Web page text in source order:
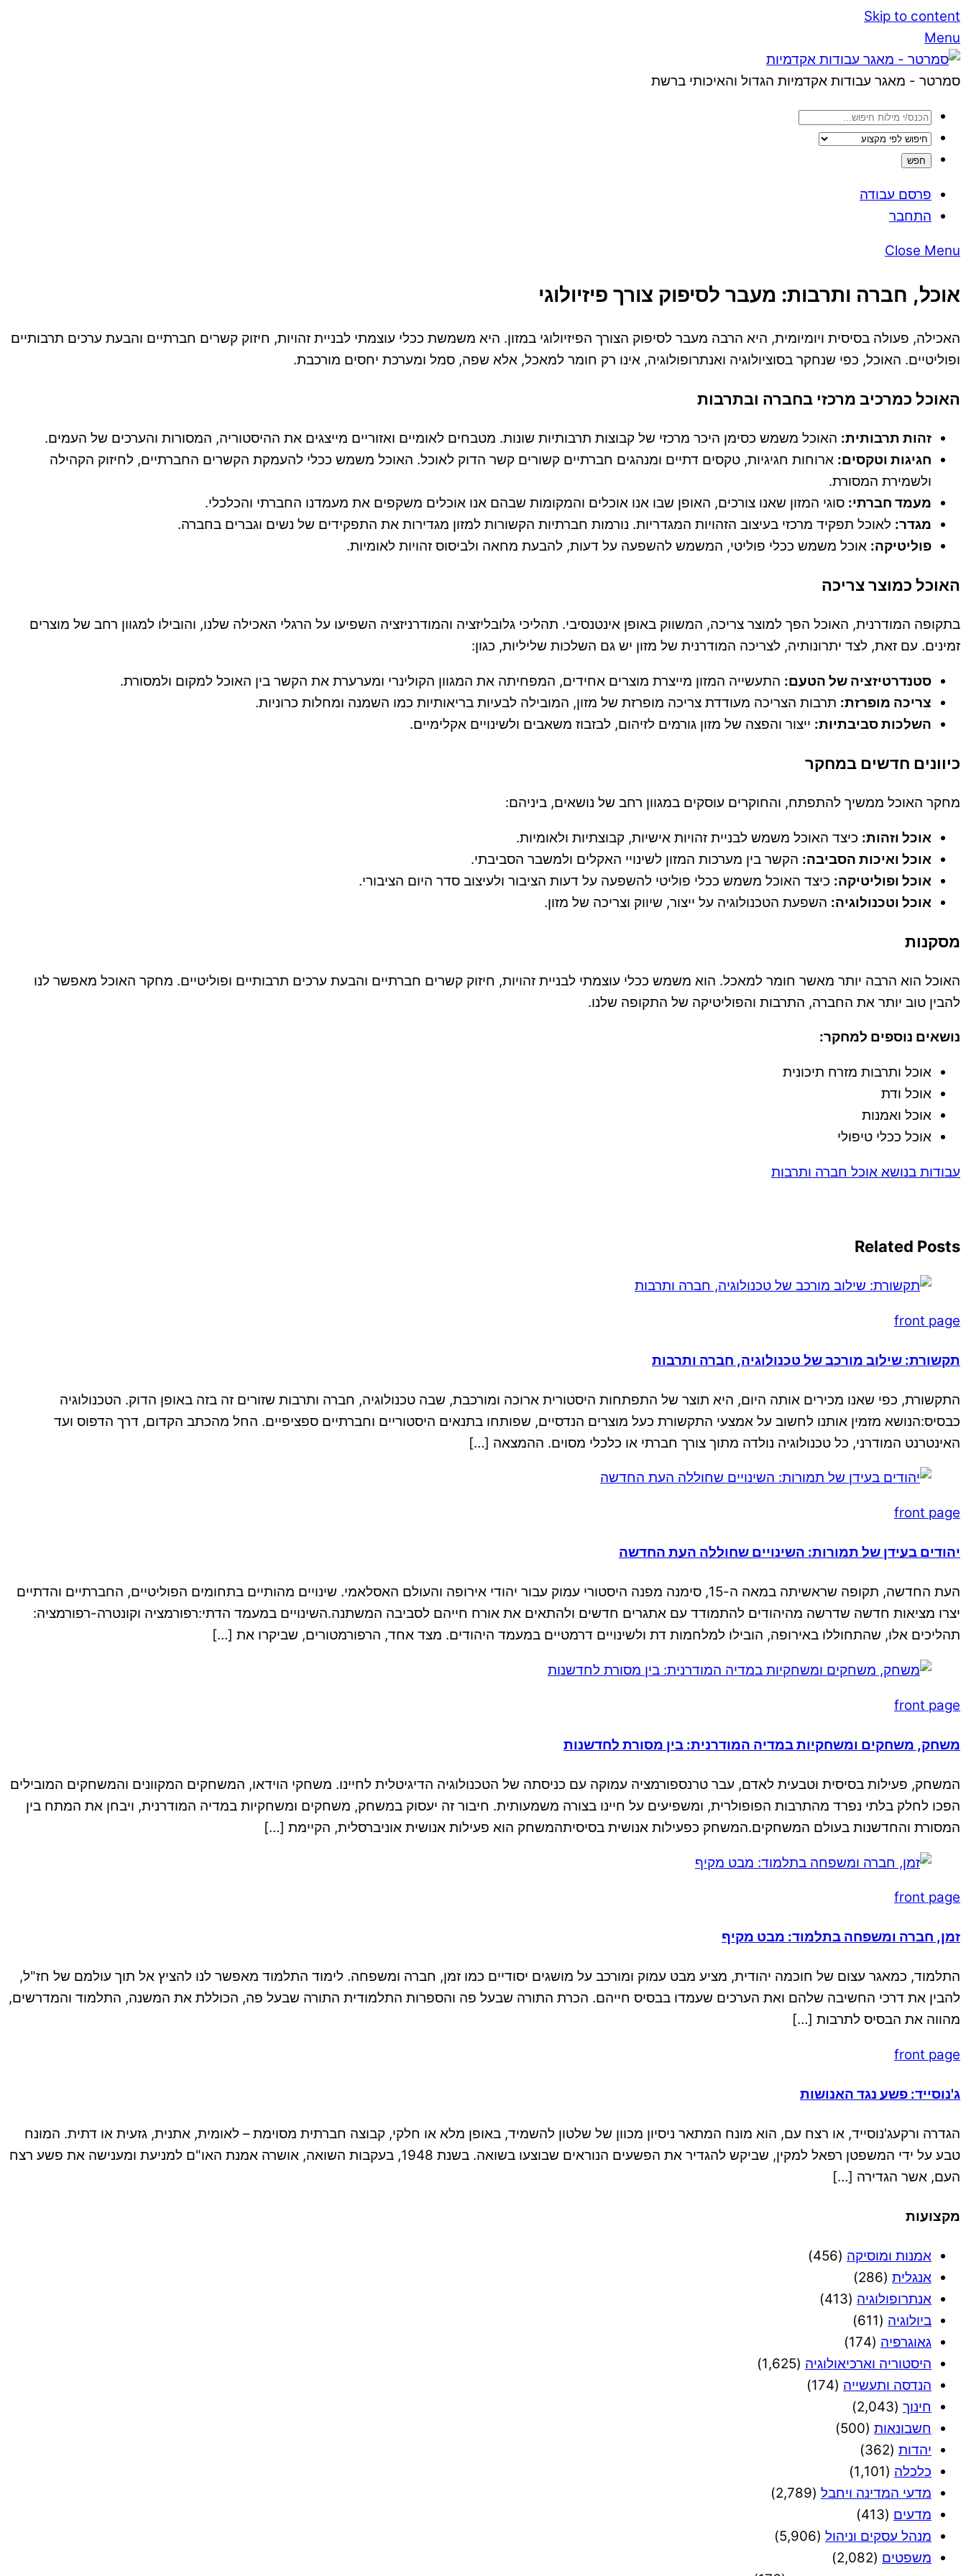
Skip to content
Menu
סמרטר - מאגר עבודות אקדמיות הגדול והאיכותי ברשת
פרסם עבודה
התחבר
Close Menu
אוכל, חברה ותרבות: מעבר לסיפוק צורך פיזיולוגי
האכילה, פעולה בסיסית ויומיומית, היא הרבה מעבר לסיפוק הצורך הפיזיולוגי במזון. היא משמשת ככלי עוצמתי לבניית זהויות, חיזוק קשרים חברתיים והבעת ערכים תרבותיים
ופוליטיים. האוכל, כפי שנחקר בסוציולוגיה ואנתרופולוגיה, אינו רק חומר למאכל, אלא שפה, סמל ומערכת יחסים מורכבת.
האוכל כמרכיב מרכזי בחברה ובתרבות
זהות תרבותית: האוכל משמש כסימן היכר מרכזי של קבוצות תרבותיות שונות. מטבחים לאומיים ואזוריים מייצגים את ההיסטוריה, המסורות והערכים של העמים.
חגיגות וטקסים: ארוחות חגיגיות, טקסים דתיים ומנהגים חברתיים קשורים קשר הדוק לאוכל. האוכל משמש ככלי להעמקת הקשרים החברתיים, לחיזוק הקהילה
ולשמירת המסורת.
מעמד חברתי: סוגי המזון שאנו צורכים, האופן שבו אנו אוכלים והמקומות שבהם אנו אוכלים משקפים את מעמדנו החברתי והכלכלי.
מגדר: לאוכל תפקיד מרכזי בעיצוב הזהויות המגדריות. נורמות חברתיות הקשורות למזון מגדירות את התפקידים של נשים וגברים בחברה.
פוליטיקה: אוכל משמש ככלי פוליטי, המשמש להשפעה על דעות, להבעת מחאה ולביסוס זהויות לאומיות.
האוכל כמוצר צריכה
בתקופה המודרנית, האוכל הפך למוצר צריכה, המשווק באופן אינטנסיבי. תהליכי גלובליזציה והמודרניזציה השפיעו על הרגלי האכילה שלנו, והובילו למגוון רחב של מוצרים
זמינים. עם זאת, לצד יתרונותיה, לצריכה המודרנית של מזון יש גם השלכות שליליות, כגון:
סטנדרטיזציה של הטעם: התעשייה המזון מייצרת מוצרים אחידים, המפחיתה את המגוון הקולינרי ומערערת את הקשר בין האוכל למקום ולמסורת.
צריכה מופרזת: תרבות הצריכה מעודדת צריכה מופרזת של מזון, המובילה לבעיות בריאותיות כמו השמנה ומחלות כרוניות.
השלכות סביבתיות: ייצור והפצה של מזון גורמים לזיהום, לבזבוז משאבים ולשינויים אקלימיים.
כיוונים חדשים במחקר
מחקר האוכל ממשיך להתפתח, והחוקרים עוסקים במגוון רחב של נושאים, ביניהם:
אוכל וזהות: כיצד האוכל משמש לבניית זהויות אישיות, קבוצתיות ולאומיות.
אוכל ואיכות הסביבה: הקשר בין מערכות המזון לשינויי האקלים ולמשבר הסביבתי.
אוכל ופוליטיקה: כיצד האוכל משמש ככלי פוליטי להשפעה על דעות הציבור ולעיצוב סדר היום הציבורי.
אוכל וטכנולוגיה: השפעת הטכנולוגיה על ייצור, שיווק וצריכה של מזון.
מסקנות
האוכל הוא הרבה יותר מאשר חומר למאכל. הוא משמש ככלי עוצמתי לבניית זהויות, חיזוק קשרים חברתיים והבעת ערכים תרבותיים ופוליטיים. מחקר האוכל מאפשר לנו
להבין טוב יותר את החברה, התרבות והפוליטיקה של התקופה שלנו.
נושאים נוספים למחקר:
אוכל ותרבות מזרח תיכונית
אוכל ודת
אוכל ואמנות
אוכל ככלי טיפולי
עבודות בנושא אוכל חברה ותרבות
Related Posts
front page
תקשורת: שילוב מורכב של טכנולוגיה, חברה ותרבות
התקשורת, כפי שאנו מכירים אותה היום, היא תוצר של התפתחות היסטורית ארוכה ומורכבת, שבה טכנולוגיה, חברה ותרבות שזורים זה בזה באופן הדוק. הטכנולוגיה
כבסיס:הנושא מזמין אותנו לחשוב על אמצעי התקשורת כעל מוצרים הנדסיים, שפותחו בתנאים היסטוריים וחברתיים ספציפיים. החל מהכתב הקדום, דרך הדפוס ועד
האינטרנט המודרני, כל טכנולוגיה נולדה מתוך צורך חברתי או כלכלי מסוים. ההמצאה […]
front page
יהודים בעידן של תמורות: השינויים שחוללה העת החדשה
העת החדשה, תקופה שראשיתה במאה ה-15, סימנה מפנה היסטורי עמוק עבור יהודי אירופה והעולם האסלאמי. שינויים מהותיים בתחומים הפוליטיים, החברתיים והדתיים
יצרו מציאות חדשה שדרשה מהיהודים להתמודד עם אתגרים חדשים ולהתאים את אורח חייהם לסביבה המשתנה.השינויים במעמד הדתי:רפורמציה וקונטרה-רפורמציה:
תהליכים אלו, שהתחוללו באירופה, הובילו למלחמות דת ולשינויים דרמטיים במעמד היהודים. מצד אחד, הרפורמטורים, שביקרו את […]
front page
משחק, משחקים ומשחקיות במדיה המודרנית: בין מסורת לחדשנות
המשחק, פעילות בסיסית וטבעית לאדם, עבר טרנספורמציה עמוקה עם כניסתה של הטכנולוגיה הדיגיטלית לחיינו. משחקי הוידאו, המשחקים המקוונים והמשחקים המובילים
הפכו לחלק בלתי נפרד מהתרבות הפופולרית, ומשפיעים על חיינו בצורה משמעותית. חיבור זה יעסוק במשחק, משחקים ומשחקיות במדיה המודרנית, ויבחן את המתח בין
המסורת והחדשנות בעולם המשחקים.המשחק כפעילות אנושית בסיסיתהמשחק הוא פעילות אנושית אוניברסלית, הקיימת […]
front page
זמן, חברה ומשפחה בתלמוד: מבט מקיף
התלמוד, כמאגר עצום של חוכמה יהודית, מציע מבט עמוק ומורכב על מושגים יסודיים כמו זמן, חברה ומשפחה. לימוד התלמוד מאפשר לנו להציץ אל תוך עולמם של חז"ל,
להבין את דרכי החשיבה שלהם ואת הערכים שעמדו בבסיס חייהם. הכרת התורה שבעל פה והספרות התלמודית התורה שבעל פה, הכוללת את המשנה, התלמוד והמדרשים,
מהווה את הבסיס לתרבות […]
front page
ג'נוסייד: פשע נגד האנושות
הגדרה ורקעג'נוסייד, או רצח עם, הוא מונח המתאר ניסיון מכוון של שלטון להשמיד, באופן מלא או חלקי, קבוצה חברתית מסוימת – לאומית, אתנית, גזעית או דתית. המונח
טבע על ידי המשפטן רפאל למקין, שביקש להגדיר את הפשעים הנוראים שבוצעו בשואה. בשנת 1948, בעקבות השואה, אושרה אמנת האו"ם למניעת ומענישה את פשע רצח
העם, אשר הגדירה […]
מקצועות
אמנות ומוסיקה (456)
אנגלית (286)
אנתרופולוגיה (413)
ביולוגיה (611)
גאוגרפיה (174)
היסטוריה וארכיאולוגיה (1,625)
הנדסה ותעשייה (174)
חינוך (2,043)
חשבונאות (500)
יהדות (362)
כלכלה (1,101)
מדעי המדינה ויחבל (2,789)
מדעים (413)
מנהל עסקים וניהול (5,906)
משפטים (2,082)